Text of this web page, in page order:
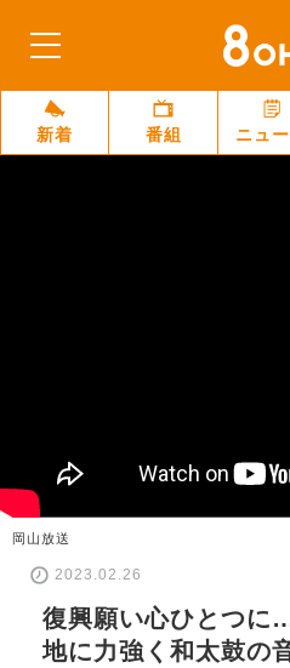
新着 番組 ニュ
岡山放送
2023.02.26
復興願い心ひとつに
地に力強く和太鼓